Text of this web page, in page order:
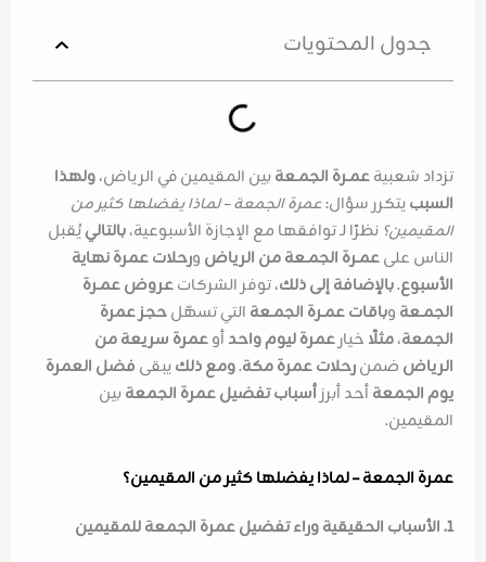
جدول المحتويات
تزداد شعبيةعمـرة الجمـعة بين المقيمين في الرياض،ولهذا
السببيتكرر سؤال:عمرة الجمعة – لماذا يفضلها كثير من
المقيمين؟ نظرًا لـ توافقها مع الإجازة الأسبوعية،بالتالييُقبل
الناس علىعمـرة الجمـعة من الرياض ورحلات عمرة نهاية
الأسبوع.بالإضافة إلى ذلك، توفر الشركاتعروض عمـرة
الجمـعة وباقات عمـرة الجمـعة التي تسهّلحجز عمرة
الجمعة،مثلًا خيارعمرة ليوم واحدأوعمرة سريعة من
الرياض ضمنرحلات عمرة مكة.ومع ذلكيبقى فضل العمرة
يوم الجمعةأحد أبرزأسباب تفضيل عمرة الجمعة بين
المقيمين.
عمرة الجمعة – لماذا يفضلها كثير من المقيمين؟
1. الأسباب الحقيقية وراء تفضيل عمرة الجمعة للمقيمين